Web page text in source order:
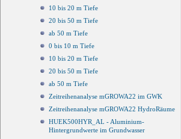
10 bis 20 m Tiefe
20 bis 50 m Tiefe
ab 50 m Tiefe
0 bis 10 m Tiefe
10 bis 20 m Tiefe
20 bis 50 m Tiefe
ab 50 m Tiefe
Zeitreihenanalyse mGROWA22 im GWK
Zeitreihenanalyse mGROWA22 HydroRäume
HUEK500HYR_AL - Aluminium-
Hintergrundwerte im Grundwasser